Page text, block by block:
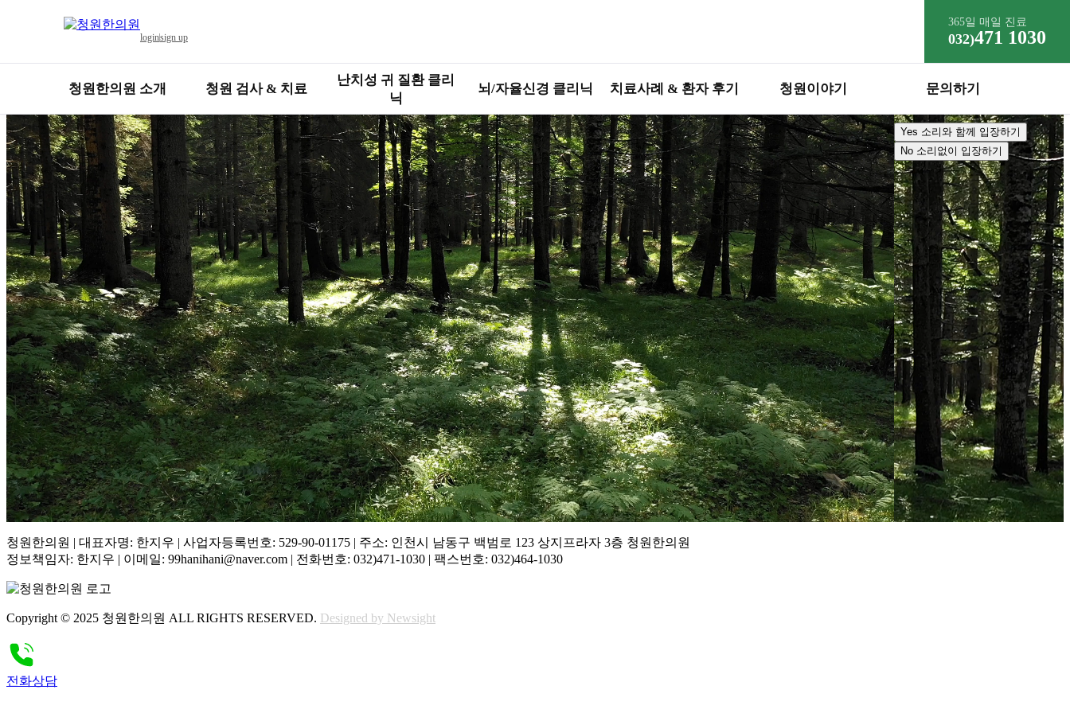
콘텐츠로 건너뛰기
loginsign up
365일 매일 진료
032)471 1030
청원한의원 소개 청원 검사 & 치료
난치성 귀 질환 클리
닉
뇌/자율신경 클리닉 치료사례 & 환자 후기 청원이야기 문의하기
자연의 소리와 함께
접속해볼까요?
Yes 소리와 함께 입장하기
No 소리없이 입장하기
청원한의원 | 대표자명: 한지우 | 사업자등록번호: 529-90-01175 | 주소: 인천시 남동구 백범로 123 상지프라자 3층 청원한의원
정보책임자: 한지우 | 이메일: 99hanihani@naver.com | 전화번호: 032)471-1030 | 팩스번호: 032)464-1030
Copyright © 2025 청원한의원 ALL RIGHTS RESERVED. Designed by Newsight
전화상담